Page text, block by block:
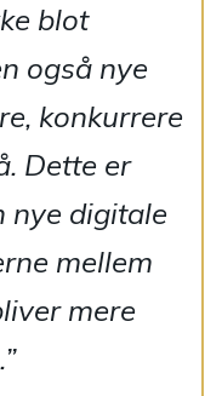
blot
også nye
konkurrere
Dette er
nye digitale
mellem
mere